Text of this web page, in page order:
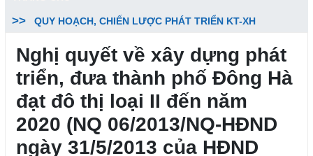
QUY HOẠCH, CHIẾN LƯỢC PHÁT TRIỂN KT-XH
Nghị quyết về xây dựng phát
triển, đưa thành phố Đông Hà
đạt đô thị loại II đến năm
2020 (NQ 06/2013/NQ-HĐND
ngày 31/5/2013 của HĐND